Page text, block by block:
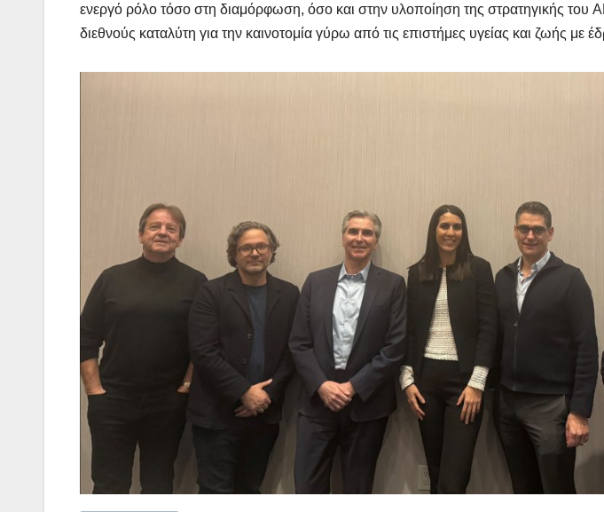
ενεργό ρόλο τόσο στη διαμόρφωση, όσο και στην υλοποίηση της στρατηγικής του
διεθνούς καταλύτη για την καινοτομία γύρω από τις επιστήμες υγείας και ζωής με